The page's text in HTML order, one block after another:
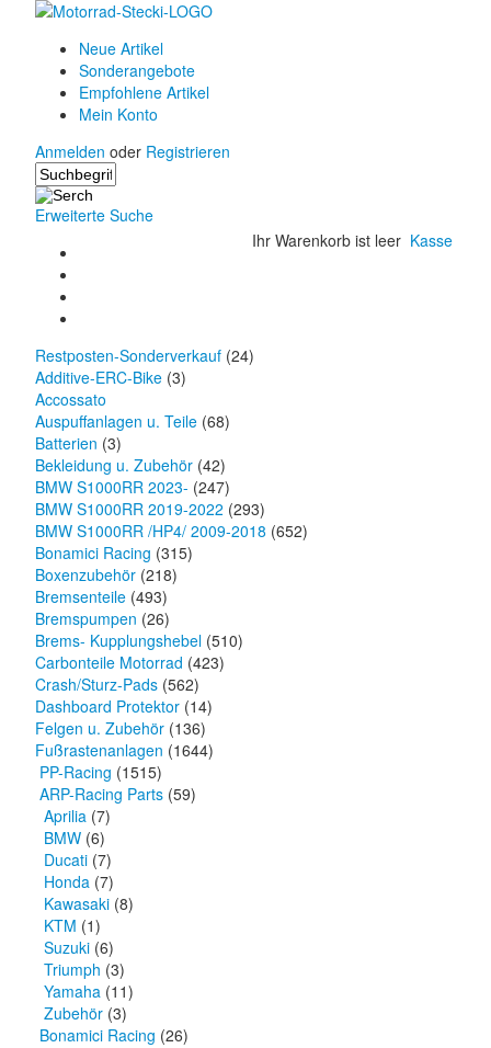
Neue Artikel
Sonderangebote
Empfohlene Artikel
Mein Konto
Anmelden oder Registrieren
Erweiterte Suche
Ihr Warenkorb ist leer Kasse
Restposten-Sonderverkauf (24)
Additive-ERC-Bike (3)
Accossato
Auspuffanlagen u. Teile (68)
Batterien (3)
Bekleidung u. Zubehör (42)
BMW S1000RR 2023- (247)
BMW S1000RR 2019-2022 (293)
BMW S1000RR /HP4/ 2009-2018 (652)
Bonamici Racing (315)
Boxenzubehör (218)
Bremsenteile (493)
Bremspumpen (26)
Brems- Kupplungshebel (510)
Carbonteile Motorrad (423)
Crash/Sturz-Pads (562)
Dashboard Protektor (14)
Felgen u. Zubehör (136)
Fußrastenanlagen (1644)
PP-Racing (1515)
ARP-Racing Parts (59)
Aprilia (7)
BMW (6)
Ducati (7)
Honda (7)
Kawasaki (8)
KTM (1)
Suzuki (6)
Triumph (3)
Yamaha (11)
Zubehör (3)
Bonamici Racing (26)